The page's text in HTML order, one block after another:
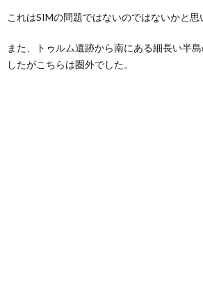
これはSIMの問題ではないのではないかと思
また、トゥルム遺跡から南にある細長い半
したがこちらは圏外でした。